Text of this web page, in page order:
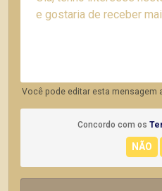
Você pode editar esta mensagem
Concordo com os